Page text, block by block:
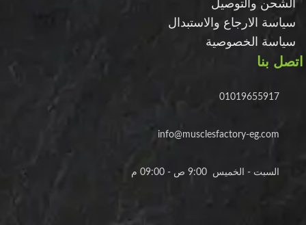
الشحن والتوصيل
سياسة الارجاع والاستبدال
سياسة الخصوصية
اتصل بنا
01019655917
info@musclesfactory-eg.com
السبت - الخميس 9:00 ص - 09:00 م